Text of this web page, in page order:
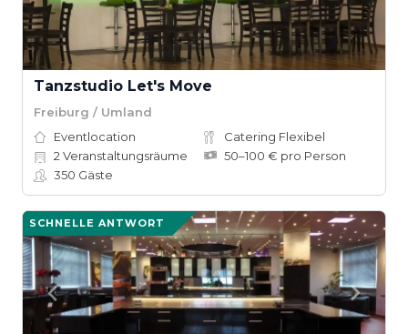
Tanzstudio Let's Move
Freiburg / Umland
Eventlocation
Catering Flexibel
2 Veranstaltungsräume
50–100 € pro Person
350 Gäste
SCHNELLE ANTWORT